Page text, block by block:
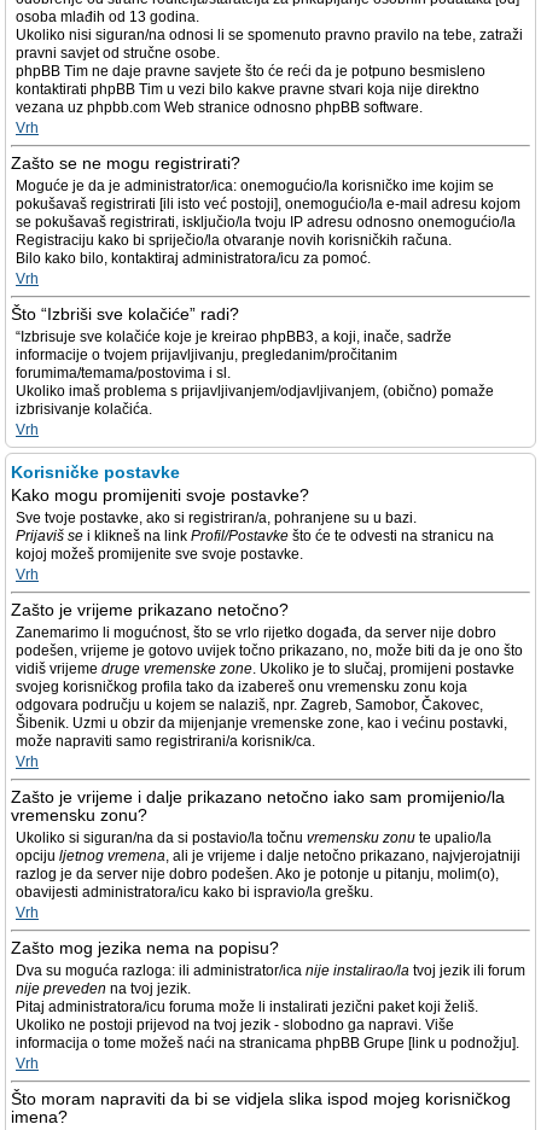
osoba mlađih od 13 godina.
Ukoliko nisi siguran/na odnosi li se spomenuto pravno pravilo na tebe, zatraži
pravni savjet od stručne osobe.
phpBB Tim ne daje pravne savjete što će reći da je potpuno besmisleno
kontaktirati phpBB Tim u vezi bilo kakve pravne stvari koja nije direktno
vezana uz phpbb.com Web stranice odnosno phpBB software.
Vrh
Zašto se ne mogu registrirati?
Moguće je da je administrator/ica: onemogućio/la korisničko ime kojim se
pokušavaš registrirati [ili isto već postoji], onemogućio/la e-mail adresu kojom
se pokušavaš registrirati, isključio/la tvoju IP adresu odnosno onemogućio/la
Registraciju kako bi spriječio/la otvaranje novih korisničkih računa.
Bilo kako bilo, kontaktiraj administratora/icu za pomoć.
Vrh
Što “Izbriši sve kolačiće” radi?
“Izbrisuje sve kolačiće koje je kreirao phpBB3, a koji, inače, sadrže
informacije o tvojem prijavljivanju, pregledanim/pročitanim
forumima/temama/postovima i sl.
Ukoliko imaš problema s prijavljivanjem/odjavljivanjem, (obično) pomaže
izbrisivanje kolačića.
Vrh
Korisničke postavke
Kako mogu promijeniti svoje postavke?
Sve tvoje postavke, ako si registriran/a, pohranjene su u bazi.
Prijaviš se i klikneš na link Profil/Postavke što će te odvesti na stranicu na
kojoj možeš promijenite sve svoje postavke.
Vrh
Zašto je vrijeme prikazano netočno?
Zanemarimo li mogućnost, što se vrlo rijetko događa, da server nije dobro
podešen, vrijeme je gotovo uvijek točno prikazano, no, može biti da je ono što
vidiš vrijeme druge vremenske zone. Ukoliko je to slučaj, promijeni postavke
svojeg korisničkog profila tako da izabereš onu vremensku zonu koja
odgovara području u kojem se nalaziš, npr. Zagreb, Samobor, Čakovec,
Šibenik. Uzmi u obzir da mijenjanje vremenske zone, kao i većinu postavki,
može napraviti samo registrirani/a korisnik/ca.
Vrh
Zašto je vrijeme i dalje prikazano netočno iako sam promijenio/la
vremensku zonu?
Ukoliko si siguran/na da si postavio/la točnu vremensku zonu te upalio/la
opciju ljetnog vremena, ali je vrijeme i dalje netočno prikazano, najvjerojatniji
razlog je da server nije dobro podešen. Ako je potonje u pitanju, molim(o),
obavijesti administratora/icu kako bi ispravio/la grešku.
Vrh
Zašto mog jezika nema na popisu?
Dva su moguća razloga: ili administrator/ica nije instalirao/la tvoj jezik ili forum
nije preveden na tvoj jezik.
Pitaj administratora/icu foruma može li instalirati jezični paket koji želiš.
Ukoliko ne postoji prijevod na tvoj jezik - slobodno ga napravi. Više
informacija o tome možeš naći na stranicama phpBB Grupe [link u podnožju].
Vrh
Što moram napraviti da bi se vidjela slika ispod mojeg korisničkog
imena?